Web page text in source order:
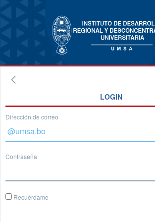
LOGIN
Dirección de correo
Contraseña
Recuérdame